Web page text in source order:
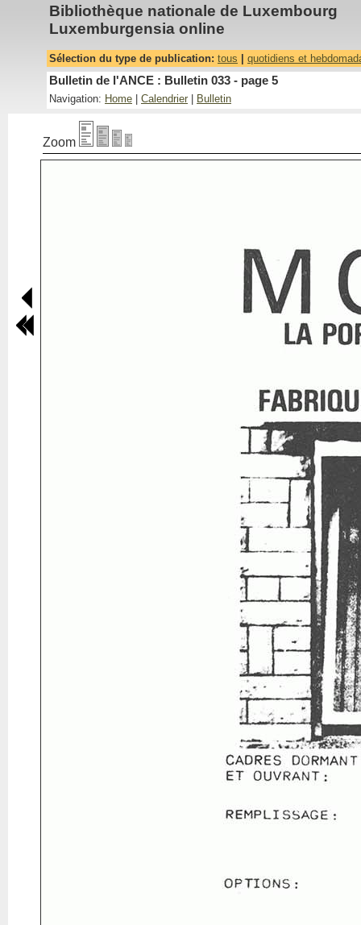
Bibliothèque nationale de Luxembourg
Luxemburgensia online
Sélection du type de publication: tous quotidiens et
Bulletin de l'ANCE : Bulletin 033 - page 5
Navigation: Home Calendrier Bulletin
Zoom